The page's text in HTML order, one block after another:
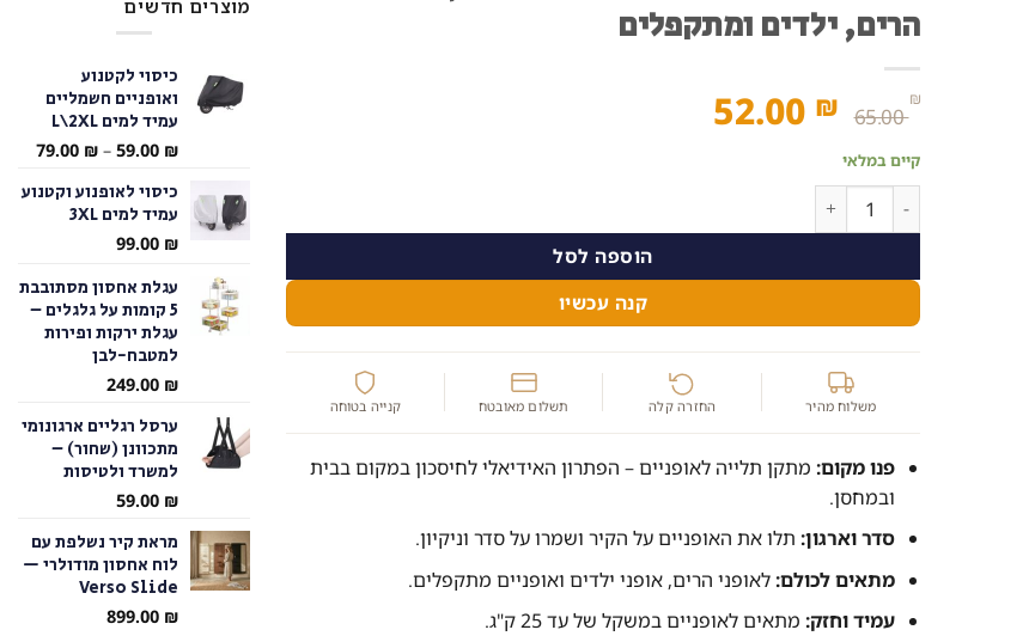
הרים, ילדים ומתקפלים
65.00
₪
המחיר
היה:
65.00 ₪.
52.00 ₪
המחיר
52.00 ₪.
קיים במלאי
כמות של מתקן תלייה לאופניים לבית ולמחסן | אופני הרים, ילדים ומתקפלים
הוספה לסל
קנה עכשיו
משלוח מהיר החזרה קלה תשלום מאובטח קנייה בטוחה
פנו מקום:מתקן תלייה לאופניים – הפתרון האידיאלי לחיסכון במקום בבית
ובמחסן.
סדר וארגון:תלו את האופניים על הקיר ושמרו על סדר וניקיון.
מתאים לכולם:לאופני הרים, אופני ילדים ואופניים מתקפלים.
עמיד וחזק:מתאים לאופניים במשקל של עד 25 ק"ג.
מוצרים חדשים
כיסוי לקטנוע
ואופניים חשמליים
עמיד למים L\2XL
59.00 ₪
–
79.00 ₪
טווח
כיסוי לאופנוע וקטנוע
עמיד למים 3XL
99.00 ₪
עגלת אחסון מסתובבת
5 קומות על גלגלים –
עגלת ירקות ופירות
למטבח-לבן
249.00 ₪
ערסל רגליים ארגונומי
מתכוונן (שחור) –
למשרד ולטיסות
59.00 ₪
מראת קיר נשלפת עם
לוח אחסון מודולרי —
Verso Slide
899.00 ₪